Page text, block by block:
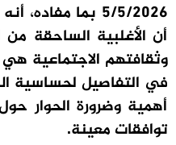
5/5/2026 بما
أن الأغلبية الساحقة
وثقافتهم الاجتماعية
في التفاصيل لحساسية
أهمية وضرورة الحوار
توافقات معينة.